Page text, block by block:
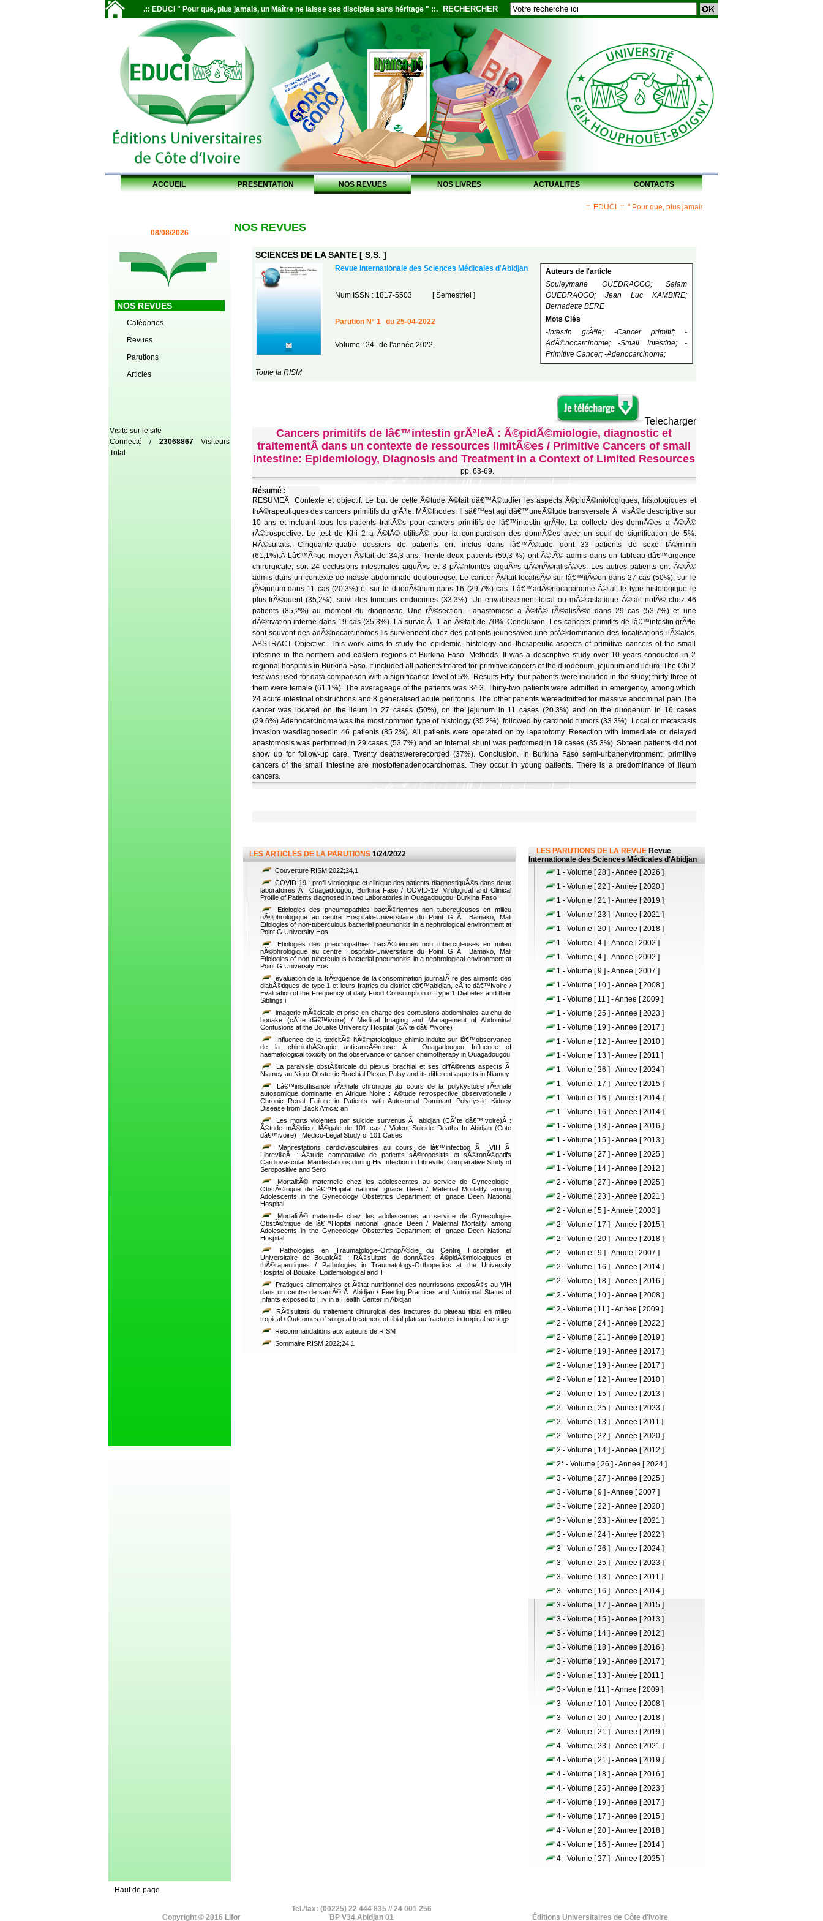
.:: EDUCI " Pour que, plus jamais, un Maître ne laisse ses disciples sans héritage " ::. RECHERCHER
ACCUEIL PRESENTATION NOS REVUES NOS LIVRES ACTUALITES CONTACTS
.::. EDUCI .::. " Pour que, plus jamais, un Maître ne laisse ses disciples sans
08/08/2026
NOS REVUES
Catégories
Revues
Parutions
Articles
Visite sur le site
Connecté / 23068867Visiteurs
Total
NOS REVUES
SCIENCES DE LA SANTE [ S.S. ]
Revue Internationale des Sciences Médicales d'Abidjan
Auteurs de l'article
Souleymane OUEDRAOGO; Salam
OUEDRAOGO; Jean Luc KAMBIRE;
Bernadette BERE
Mots Clés
-Intestin grÃªle; -Cancer primitif; -
AdÃ©nocarcinome; -Small Intestine; -
Primitive Cancer; -Adenocarcinoma;
Num ISSN : 1817-5503 [ Semestriel ]
Parution N° 1 du 25-04-2022
Volume : 24 de l'année 2022
Toute la RISM
Telecharger
Cancers primitifs de lâ€™intestin grÃªleÂ : Ã©pidÃ©miologie, diagnostic et
traitementÂ dans un contexte de ressources limitÃ©es / Primitive Cancers of small
Intestine: Epidemiology, Diagnosis and Treatment in a Context of Limited Resources
pp. 63-69.
Résumé :
RESUMEÂ Contexte et objectif. Le but de cette Ã©tude Ã©tait dâ€™Ã©tudier les aspects Ã©pidÃ©miologiques, histologiques et
thÃ©rapeutiques des cancers primitifs du grÃªle. MÃ©thodes. Il sâ€™est agi dâ€™uneÃ©tude transversale Ã visÃ©e descriptive sur
10 ans et incluant tous les patients traitÃ©s pour cancers primitifs de lâ€™intestin grÃªle. La collecte des donnÃ©es a Ã©tÃ©
rÃ©trospective. Le test de Khi 2 a Ã©tÃ© utilisÃ© pour la comparaison des donnÃ©es avec un seuil de signification de 5%.
RÃ©sultats. Cinquante-quatre dossiers de patients ont inclus dans lâ€™Ã©tude dont 33 patients de sexe fÃ©minin
(61,1%).Â Lâ€™Ã¢ge moyen Ã©tait de 34,3 ans. Trente-deux patients (59,3 %) ont Ã©tÃ© admis dans un tableau dâ€™urgence
chirurgicale, soit 24 occlusions intestinales aiguÃ«s et 8 pÃ©ritonites aiguÃ«s gÃ©nÃ©ralisÃ©es. Les autres patients ont Ã©tÃ©
admis dans un contexte de masse abdominale douloureuse. Le cancer Ã©tait localisÃ© sur lâ€™ilÃ©on dans 27 cas (50%), sur le
jÃ©junum dans 11 cas (20,3%) et sur le duodÃ©num dans 16 (29,7%) cas. Lâ€™adÃ©nocarcinome Ã©tait le type histologique le
plus frÃ©quent (35,2%), suivi des tumeurs endocrines (33,3%). Un envahissement local ou mÃ©tastatique Ã©tait notÃ© chez 46
patients (85,2%) au moment du diagnostic. Une rÃ©section - anastomose a Ã©tÃ© rÃ©alisÃ©e dans 29 cas (53,7%) et une
dÃ©rivation interne dans 19 cas (35,3%). La survie Ã 1 an Ã©tait de 70%. Conclusion. Les cancers primitifs de lâ€™intestin grÃªle
sont souvent des adÃ©nocarcinomes.Ils surviennent chez des patients jeunesavec une prÃ©dominance des localisations ilÃ©ales.
ABSTRACT Objective. This work aims to study the epidemic, histology and therapeutic aspects of primitive cancers of the small
intestine in the northern and eastern regions of Burkina Faso. Methods. It was a descriptive study over 10 years conducted in 2
regional hospitals in Burkina Faso. It included all patients treated for primitive cancers of the duodenum, jejunum and ileum. The Chi 2
test was used for data comparison with a significance level of 5%. Results Fifty.-four patients were included in the study; thirty-three of
them were female (61.1%). The averageage of the patients was 34.3. Thirty-two patients were admitted in emergency, among which
24 acute intestinal obstructions and 8 generalised acute peritonitis. The other patients wereadmitted for massive abdominal pain.The
cancer was located on the ileum in 27 cases (50%), on the jejunum in 11 cases (20.3%) and on the duodenum in 16 cases
(29.6%).Adenocarcinoma was the most common type of histology (35.2%), followed by carcinoid tumors (33.3%). Local or metastasis
invasion wasdiagnosedin 46 patients (85.2%). All patients were operated on by laparotomy. Resection with immediate or delayed
anastomosis was performed in 29 cases (53.7%) and an internal shunt was performed in 19 cases (35.3%). Sixteen patients did not
show up for follow-up care. Twenty deathswererecorded (37%). Conclusion. In Burkina Faso semi-urbanenvironment, primitive
cancers of the small intestine are mostoftenadenocarcinomas. They occur in young patients. There is a predominance of ileum
cancers.
LES ARTICLES DE LA PARUTIONS 1/24/2022
Couverture RISM 2022;24,1
COVID-19 : profil virologique et clinique des patients diagnostiquÃ©s dans deux
laboratoires Ã Ouagadougou, Burkina Faso / COVID-19 :Virological and Clinical
Profile of Patients diagnosed in two Laboratories in Ouagadougou, Burkina Faso
Etiologies des pneumopathies bactÃ©riennes non tuberculeuses en milieu
nÃ©phrologique au centre Hospitalo-Universitaire du Point G Ã Bamako, Mali
Etiologies of non-tuberculous bacterial pneumonitis in a nephrological environment at
Point G University Hos
Etiologies des pneumopathies bactÃ©riennes non tuberculeuses en milieu
nÃ©phrologique au centre Hospitalo-Universitaire du Point G Ã Bamako, Mali
Etiologies of non-tuberculous bacterial pneumonitis in a nephrological environment at
Point G University Hos
evaluation de la frÃ©quence de la consommation journaliÃ¨re des aliments des
diabÃ©tiques de type 1 et leurs fratries du district dâ€™abidjan, cÃ´te dâ€™Ivoire /
Evaluation of the Frequency of daily Food Consumption of Type 1 Diabetes and their
Siblings i
imagerie mÃ©dicale et prise en charge des contusions abdominales au chu de
bouake (cÃ´te dâ€™ivoire) / Medical Imaging and Management of Abdominal
Contusions at the Bouake University Hospital (cÃ´te dâ€™ivoire)
Influence de la toxicitÃ© hÃ©matologique chimio-induite sur lâ€™observance
de la chimiothÃ©rapie anticancÃ©reuse Ã Ouagadougou Influence of
haematological toxicity on the observance of cancer chemotherapy in Ouagadougou
La paralysie obstÃ©tricale du plexus brachial et ses diffÃ©rents aspects Ã
Niamey au Niger Obstetric Brachial Plexus Palsy and its different aspects in Niamey
Lâ€™insuffisance rÃ©nale chronique au cours de la polykystose rÃ©nale
autosomique dominante en Afrique Noire : Ã©tude retrospective observationelle /
Chronic Renal Failure in Patients with Autosomal Dominant Polycystic Kidney
Disease from Black Africa: an
Les morts violentes par suicide survenus Ã abidjan (CÃ´te dâ€™Ivoire)Â :
Ã©tude mÃ©dico- lÃ©gale de 101 cas / Violent Suicide Deaths In Abidjan (Cote
dâ€™ivoire) : Medico-Legal Study of 101 Cases
Manifestations cardiovasculaires au cours de lâ€™infection Ã VIH Ã
LibrevilleÂ : Ã©tude comparative de patients sÃ©ropositifs et sÃ©ronÃ©gatifs
Cardiovascular Manifestations during Hiv Infection in Libreville: Comparative Study of
Seropositive and Sero
MortalitÃ© maternelle chez les adolescentes au service de Gynecologie-
ObstÃ©trique de lâ€™Hopital national Ignace Deen / Maternal Mortality among
Adolescents in the Gynecology Obstetrics Department of Ignace Deen National
Hospital
MortalitÃ© maternelle chez les adolescentes au service de Gynecologie-
ObstÃ©trique de lâ€™Hopital national Ignace Deen / Maternal Mortality among
Adolescents in the Gynecology Obstetrics Department of Ignace Deen National
Hospital
Pathologies en Traumatologie-OrthopÃ©die du Centre Hospitalier et
Universitaire de BouakÃ© : RÃ©sultats de donnÃ©es Ã©pidÃ©miologiques et
thÃ©rapeutiques / Pathologies in Traumatology-Orthopedics at the University
Hospital of Bouake: Epidemiological and T
Pratiques alimentaires et Ã©tat nutritionnel des nourrissons exposÃ©s au VIH
dans un centre de santÃ© Ã Abidjan / Feeding Practices and Nutritional Status of
Infants exposed to Hiv in a Health Center in Abidjan
RÃ©sultats du traitement chirurgical des fractures du plateau tibial en milieu
tropical / Outcomes of surgical treatment of tibial plateau fractures in tropical settings
Recommandations aux auteurs de RISM
Sommaire RISM 2022;24,1
LES PARUTIONS DE LA REVUE Revue
Internationale des Sciences Médicales d'Abidjan
1 - Volume [ 28 ] - Annee [ 2026 ]
1 - Volume [ 22 ] - Annee [ 2020 ]
1 - Volume [ 21 ] - Annee [ 2019 ]
1 - Volume [ 23 ] - Annee [ 2021 ]
1 - Volume [ 20 ] - Annee [ 2018 ]
1 - Volume [ 4 ] - Annee [ 2002 ]
1 - Volume [ 4 ] - Annee [ 2002 ]
1 - Volume [ 9 ] - Annee [ 2007 ]
1 - Volume [ 10 ] - Annee [ 2008 ]
1 - Volume [ 11 ] - Annee [ 2009 ]
1 - Volume [ 25 ] - Annee [ 2023 ]
1 - Volume [ 19 ] - Annee [ 2017 ]
1 - Volume [ 12 ] - Annee [ 2010 ]
1 - Volume [ 13 ] - Annee [ 2011 ]
1 - Volume [ 26 ] - Annee [ 2024 ]
1 - Volume [ 17 ] - Annee [ 2015 ]
1 - Volume [ 16 ] - Annee [ 2014 ]
1 - Volume [ 16 ] - Annee [ 2014 ]
1 - Volume [ 18 ] - Annee [ 2016 ]
1 - Volume [ 15 ] - Annee [ 2013 ]
1 - Volume [ 27 ] - Annee [ 2025 ]
1 - Volume [ 14 ] - Annee [ 2012 ]
2 - Volume [ 27 ] - Annee [ 2025 ]
2 - Volume [ 23 ] - Annee [ 2021 ]
2 - Volume [ 5 ] - Annee [ 2003 ]
2 - Volume [ 17 ] - Annee [ 2015 ]
2 - Volume [ 20 ] - Annee [ 2018 ]
2 - Volume [ 9 ] - Annee [ 2007 ]
2 - Volume [ 16 ] - Annee [ 2014 ]
2 - Volume [ 18 ] - Annee [ 2016 ]
2 - Volume [ 10 ] - Annee [ 2008 ]
2 - Volume [ 11 ] - Annee [ 2009 ]
2 - Volume [ 24 ] - Annee [ 2022 ]
2 - Volume [ 21 ] - Annee [ 2019 ]
2 - Volume [ 19 ] - Annee [ 2017 ]
2 - Volume [ 19 ] - Annee [ 2017 ]
2 - Volume [ 12 ] - Annee [ 2010 ]
2 - Volume [ 15 ] - Annee [ 2013 ]
2 - Volume [ 25 ] - Annee [ 2023 ]
2 - Volume [ 13 ] - Annee [ 2011 ]
2 - Volume [ 22 ] - Annee [ 2020 ]
2 - Volume [ 14 ] - Annee [ 2012 ]
2* - Volume [ 26 ] - Annee [ 2024 ]
3 - Volume [ 27 ] - Annee [ 2025 ]
3 - Volume [ 9 ] - Annee [ 2007 ]
3 - Volume [ 22 ] - Annee [ 2020 ]
3 - Volume [ 23 ] - Annee [ 2021 ]
3 - Volume [ 24 ] - Annee [ 2022 ]
3 - Volume [ 26 ] - Annee [ 2024 ]
3 - Volume [ 25 ] - Annee [ 2023 ]
3 - Volume [ 13 ] - Annee [ 2011 ]
3 - Volume [ 16 ] - Annee [ 2014 ]
3 - Volume [ 17 ] - Annee [ 2015 ]
3 - Volume [ 15 ] - Annee [ 2013 ]
3 - Volume [ 14 ] - Annee [ 2012 ]
3 - Volume [ 18 ] - Annee [ 2016 ]
3 - Volume [ 19 ] - Annee [ 2017 ]
3 - Volume [ 13 ] - Annee [ 2011 ]
3 - Volume [ 11 ] - Annee [ 2009 ]
3 - Volume [ 10 ] - Annee [ 2008 ]
3 - Volume [ 20 ] - Annee [ 2018 ]
3 - Volume [ 21 ] - Annee [ 2019 ]
4 - Volume [ 23 ] - Annee [ 2021 ]
4 - Volume [ 21 ] - Annee [ 2019 ]
4 - Volume [ 18 ] - Annee [ 2016 ]
4 - Volume [ 25 ] - Annee [ 2023 ]
4 - Volume [ 19 ] - Annee [ 2017 ]
4 - Volume [ 17 ] - Annee [ 2015 ]
4 - Volume [ 20 ] - Annee [ 2018 ]
4 - Volume [ 16 ] - Annee [ 2014 ]
4 - Volume [ 27 ] - Annee [ 2025 ]
Haut de page
Copyright © 2016 Lifor
Tel./fax: (00225) 22 444 835 // 24 001 256
BP V34 Abidjan 01
Éditions Universitaires de Côte d'Ivoire